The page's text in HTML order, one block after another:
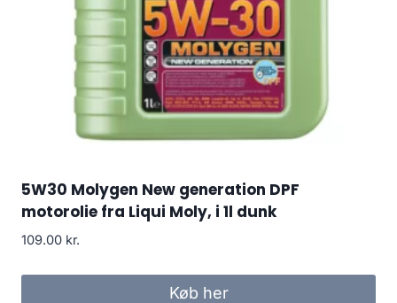
5W30 Molygen New generation DPF
motorolie fra Liqui Moly, i 1l dunk
109.00 kr.
Køb her